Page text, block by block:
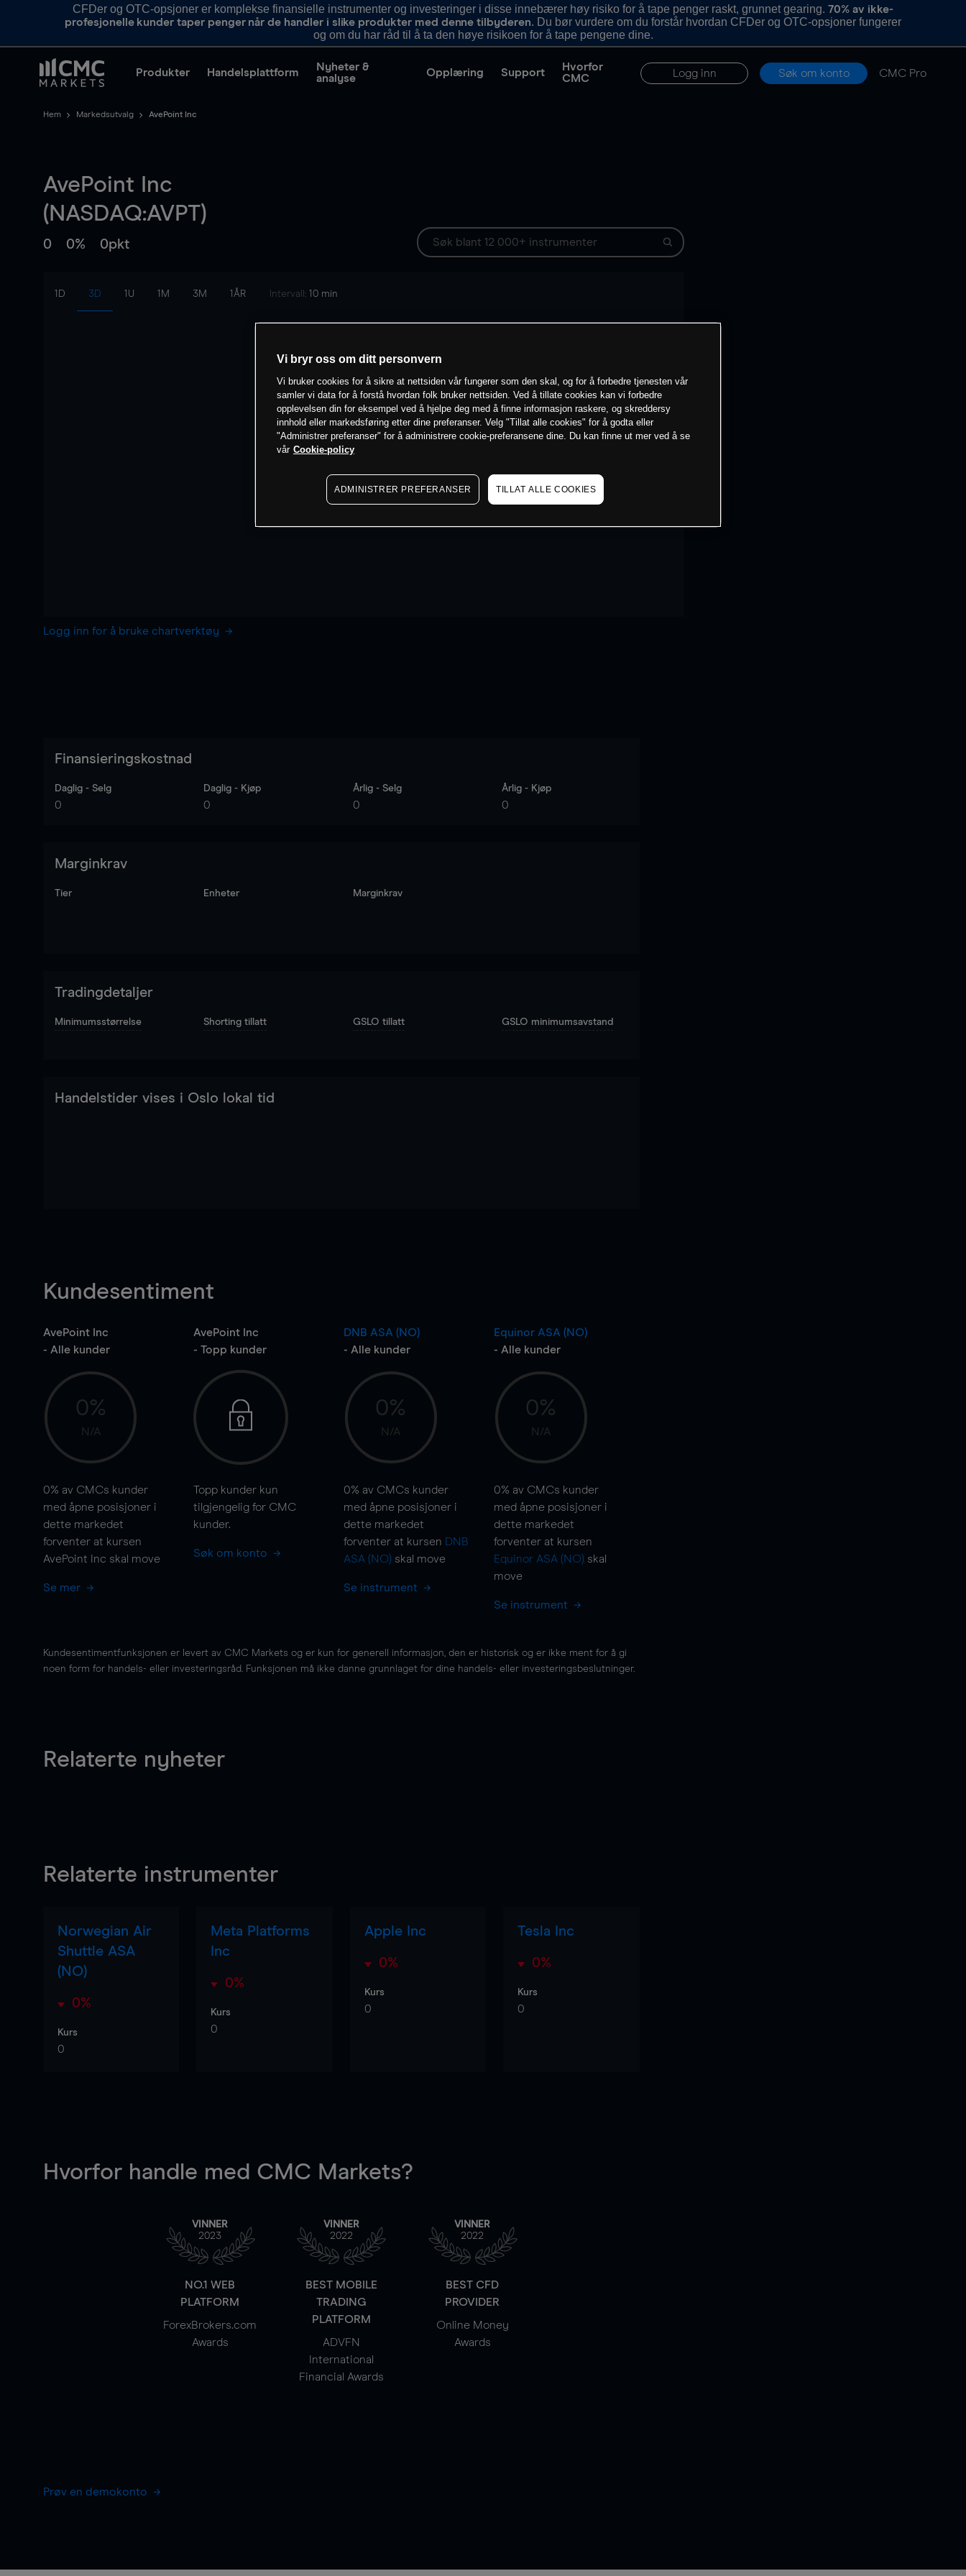
CFDer og OTC-opsjoner er komplekse finansielle instrumenter og investeringer i disse innebærer høy risiko for å tape penger raskt, grunnet gearing.70% av ikke-
profesjonelle kunder taper penger når de handler i slike produkter med denne tilbyderen. Du bør vurdere om du forstår hvordan CFDer og OTC-opsjoner fungerer
og om du har råd til å ta den høye risikoen for å tape pengene dine.
Produkter Handelsplattform
Nyheter &
analyse
Opplæring Support
Hvorfor
CMC
Logg inn Søk om konto CMC Pro
Hem Markedsutvalg AvePoint Inc
AvePoint Inc
(NASDAQ:AVPT)
0 0% 0pkt
1D 3D 1U 1M 3M 1ÅR Intervall: 10 min
Logg inn for å bruke chartverktøy
Finansieringskostnad
Daglig - Selg
0
Daglig - Kjøp
0
Årlig - Selg
0
Årlig - Kjøp
0
Marginkrav
Tier Enheter Marginkrav
Tradingdetaljer
Minimumsstørrelse Shorting tillatt GSLO tillatt GSLO minimumsavstand
Handelstider vises i Oslo lokal tid
Kundesentiment
AvePoint Inc
- Alle kunder
0%
N/A
0% av CMCs kunder
med åpne posisjoner i
dette markedet
forventer at kursen
AvePoint Inc skal move
Se mer
AvePoint Inc
- Topp kunder
Topp kunder kun
tilgjengelig for CMC
kunder.
Søk om konto
DNB ASA (NO)
- Alle kunder
0%
N/A
0% av CMCs kunder
med åpne posisjoner i
dette markedet
forventer at kursen DNB
ASA (NO) skal move
Se instrument
Equinor ASA (NO)
- Alle kunder
0%
N/A
0% av CMCs kunder
med åpne posisjoner i
dette markedet
forventer at kursen
Equinor ASA (NO) skal
move
Se instrument
Kundesentimentfunksjonen er levert av CMC Markets og er kun for generell informasjon, den er historisk og er ikke ment for å gi
noen form for handels- eller investeringsråd. Funksjonen må ikke danne grunnlaget for dine handels- eller investeringsbeslutninger.
Relaterte nyheter
Relaterte instrumenter
Norwegian Air
Shuttle ASA
(NO)
0%
Kurs
0
Meta Platforms
Inc
0%
Kurs
0
Apple Inc
0%
Kurs
0
Tesla Inc
0%
Kurs
0
Hvorfor handle med CMC Markets?
VINNER
2023
NO.1 WEB
PLATFORM
ForexBrokers.com
Awards
VINNER
2022
BEST MOBILE
TRADING
PLATFORM
ADVFN
International
Financial Awards
VINNER
2022
BEST CFD
PROVIDER
Online Money
Awards
Prøv en demokonto
Vi bryr oss om ditt personvern
Vi bruker cookies for å sikre at nettsiden vår fungerer som den skal, og for å forbedre tjenesten vår
samler vi data for å forstå hvordan folk bruker nettsiden. Ved å tillate cookies kan vi forbedre
opplevelsen din for eksempel ved å hjelpe deg med å finne informasjon raskere, og skreddersy
innhold eller markedsføring etter dine preferanser. Velg "Tillat alle cookies" for å godta eller
"Administrer preferanser" for å administrere cookie-preferansene dine. Du kan finne ut mer ved å se
vår Cookie-policy
ADMINISTRER PREFERANSER TILLAT ALLE COOKIES